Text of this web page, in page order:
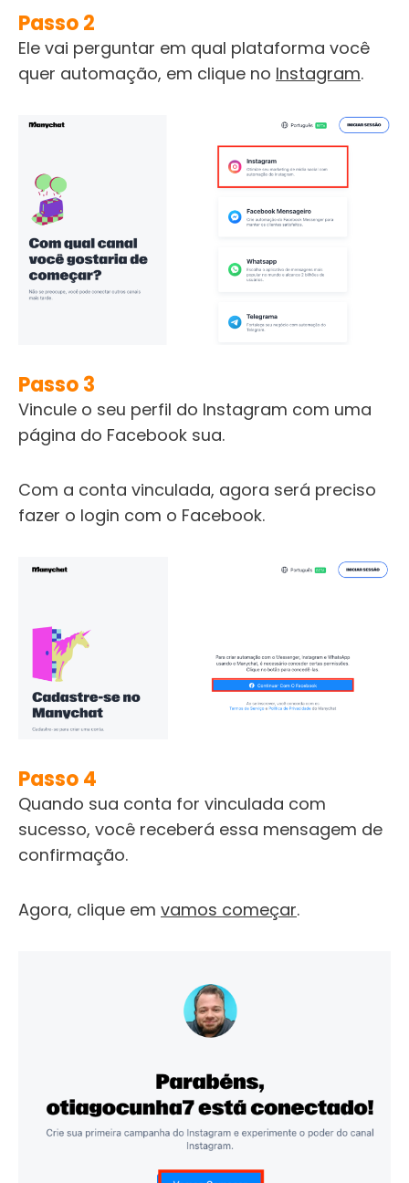
Passo 2
Ele vai perguntar em qual plataforma você
quer automação, em clique no Instagram.
Passo 3
Vincule o seu perfil do Instagram com uma
página do Facebook sua.
Com a conta vinculada, agora será preciso
fazer o login com o Facebook.
Passo 4
Quando sua conta for vinculada com
sucesso, você receberá essa mensagem de
confirmação.
Agora, clique em vamos começar.